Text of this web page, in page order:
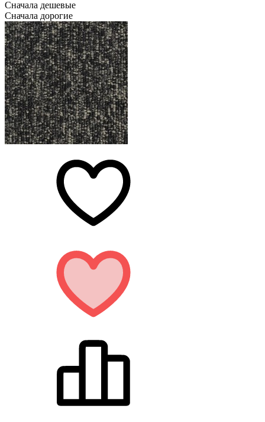
Сначала дешевые
Сначала дорогие